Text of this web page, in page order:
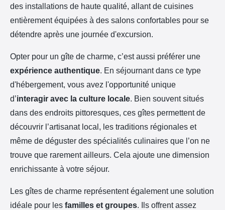
des installations de haute qualité, allant de cuisines
entièrement équipées à des salons confortables pour se
détendre après une journée d'excursion.
Opter pour un gîte de charme, c’est aussi préférer une
expérience authentique. En séjournant dans ce type
d'hébergement, vous avez l'opportunité unique
d’interagir avec la culture locale. Bien souvent situés
dans des endroits pittoresques, ces gîtes permettent de
découvrir l’artisanat local, les traditions régionales et
même de déguster des spécialités culinaires que l’on ne
trouve que rarement ailleurs. Cela ajoute une dimension
enrichissante à votre séjour.
Les gîtes de charme représentent également une solution
idéale pour les familles et groupes. Ils offrent assez